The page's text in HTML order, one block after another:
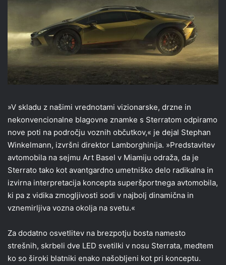
»V skladu z našimi vrednotami vizionarske, drzne in
nekonvencionalne blagovne znamke s Sterratom odpiramo
nove poti na področju voznih občutkov,« je dejal Stephan
Winkelmann, izvršni direktor Lamborghinija. »Predstavitev
avtomobila na sejmu Art Basel v Miamiju odraža, da je
Sterrato tako kot avantgardno umetniško delo radikalna in
izvirna interpretacija koncepta superšportnega avtomobila,
ki pa z vidika zmogljivosti sodi v najbolj dinamična in
vznemirljiva vozna okolja na svetu.«
Za dodatno osvetlitev na brezpotju bosta namesto
strešnih, skrbeli dve LED svetilki v nosu Sterrata, medtem
ko so široki blatniki enako našobljeni kot pri konceptu.